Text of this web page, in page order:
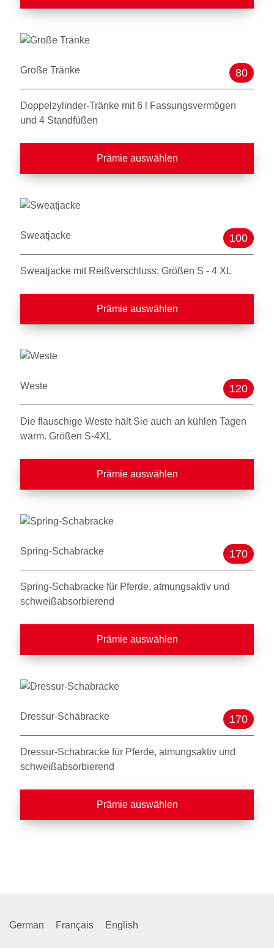
Große Tränke 80
Doppelzylinder-Tränke mit 6 l Fassungsvermögen
und 4 Standfüßen
Prämie auswählen
Sweatjacke 100
Sweatjacke mit Reißverschluss; Größen S - 4 XL
Prämie auswählen
Weste 120
Die flauschige Weste hält Sie auch an kühlen Tagen
warm. Größen S-4XL
Prämie auswählen
Spring-Schabracke 170
Spring-Schabracke für Pferde, atmungsaktiv und
schweißabsorbierend
Prämie auswählen
Dressur-Schabracke 170
Dressur-Schabracke für Pferde, atmungsaktiv und
schweißabsorbierend
Prämie auswählen
German Français English